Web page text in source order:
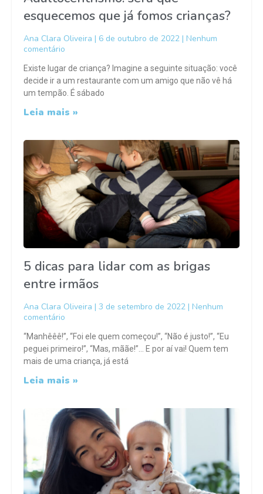
esquecemos que já fomos crianças?
Ana Clara Oliveira 6 de outubro de 2022
Nenhum
comentário
Existe lugar de criança? Imagine a seguinte situação: você
decide ir a um restaurante com um amigo que não vê há
um tempão. É sábado
Leia mais »
5 dicas para lidar com as brigas
entre irmãos
Ana Clara Oliveira 3 de setembro de 2022
Nenhum
comentário
“Manhêêê!”, “Foi ele quem começou!”, “Não é justo!”, “Eu
peguei primeiro!”, “Mas, mããe!”… E por aí vai! Quem tem
mais de uma criança, já está
Leia mais »